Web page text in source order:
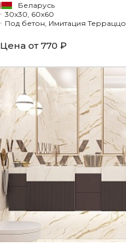
Беларусь
30x30, 60x60
Под бетон, Имитация Терраццо
Цена от 770 ₽